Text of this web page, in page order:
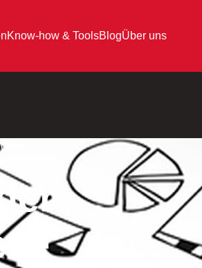
Know-how & ToolsBlogÜber uns